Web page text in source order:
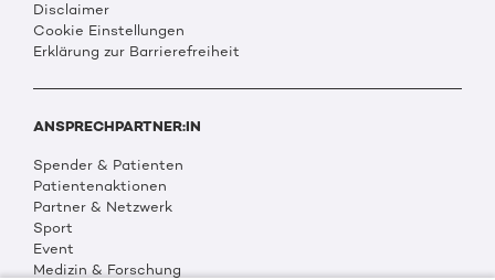
Disclaimer
Cookie Einstellungen
Erklärung zur Barrierefreiheit
ANSPRECHPARTNER:IN
Spender & Patienten
Patientenaktionen
Partner & Netzwerk
Sport
Event
Medizin & Forschung